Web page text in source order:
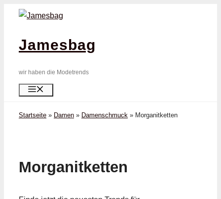
Zum
springenJamesbag
wir haben die Modetrends
Startseite » Damen » Damenschmuck » Morganit­ketten
Morganit­ketten